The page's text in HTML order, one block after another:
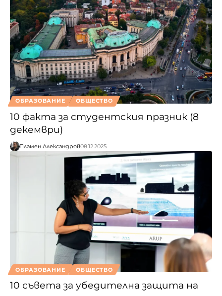
ОБРАЗОВАНИЕ ОБЩЕСТВО
10 факта за студентския празник (8
декември)
Пламен Александров08.12.2025
ОБРАЗОВАНИЕ ОБЩЕСТВО
10 съвета за убедителна защита на